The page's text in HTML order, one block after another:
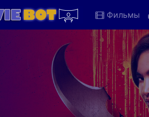
Фильмы